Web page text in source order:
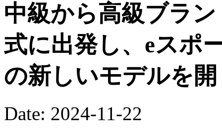
中級から高級ブラ
式に出発し、eスポ
の新しいモデルを
Date: 2024-11-22